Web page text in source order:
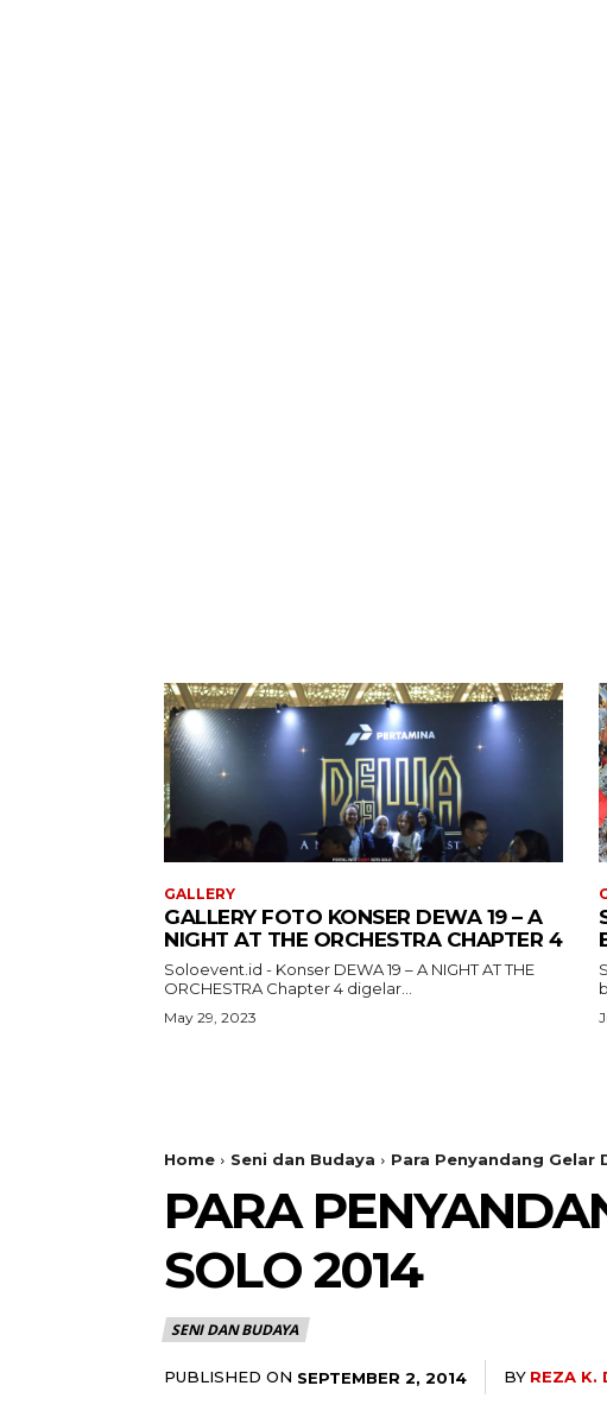
GALLERY
GALLERY FOTO KONSER DEWA 19 – A
NIGHT AT THE ORCHESTRA CHAPTER 4
Soloevent.id - Konser DEWA 19 – A NIGHT AT THE
ORCHESTRA Chapter 4 digelar...
May 29, 2023